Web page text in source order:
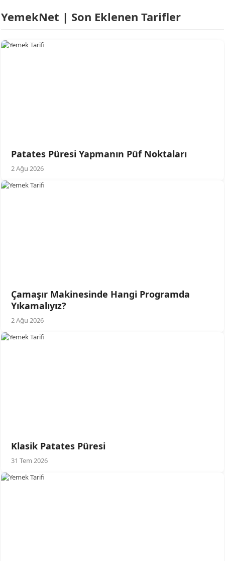
YemekNet | Son Eklenen Tarifler
Patates Püresi Yapmanın Püf Noktaları
2 Ağu 2026
Çamaşır Makinesinde Hangi Programda
Yıkamalıyız?
2 Ağu 2026
Klasik Patates Püresi
31 Tem 2026